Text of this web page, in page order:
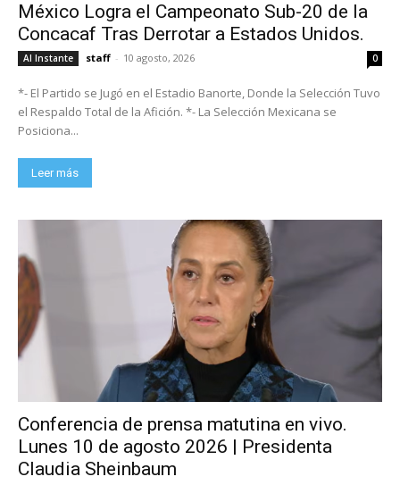
México Logra el Campeonato Sub-20 de la
Concacaf Tras Derrotar a Estados Unidos.
Al Instante staff - 10 agosto, 2026 0
*- El Partido se Jugó en el Estadio Banorte, Donde la Selección Tuvo
el Respaldo Total de la Afición. *- La Selección Mexicana se
Posiciona...
Leer más
Conferencia de prensa matutina en vivo.
Lunes 10 de agosto 2026 | Presidenta
Claudia Sheinbaum